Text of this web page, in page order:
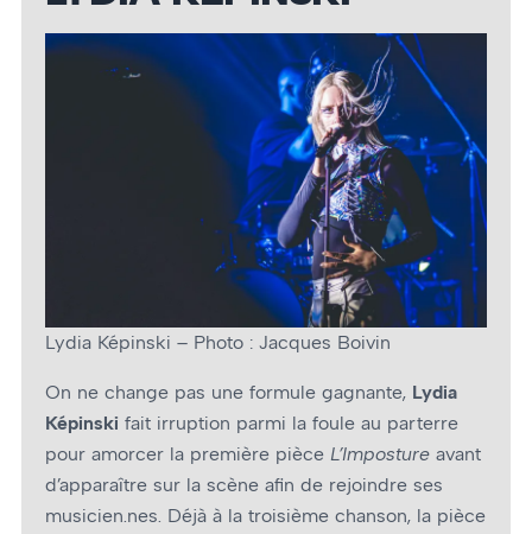
Lydia Képinski – Photo : Jacques Boivin
On ne change pas une formule gagnante, Lydia
Képinski fait irruption parmi la foule au parterre
pour amorcer la première pièce L’Imposture avant
d’apparaître sur la scène afin de rejoindre ses
musicien.nes. Déjà à la troisième chanson, la pièce